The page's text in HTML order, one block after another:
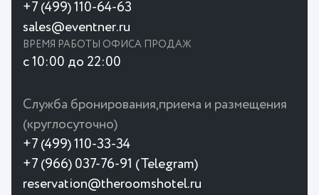
+7 (499) 110-64-63
sales@eventner.ru
ВРЕМЯ РАБОТЫ ОФИСА ПРОДАЖ
с 10:00 до 22:00
Служба бронирования,приема и размещения
(круглосуточно)
+7 (499) 110-33-34
+7 (966) 037-76-91 (Telegram)
reservation@theroomshotel.ru